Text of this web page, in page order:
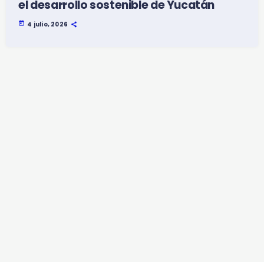
el desarrollo sostenible de Yucatán
today 4 julio, 2026